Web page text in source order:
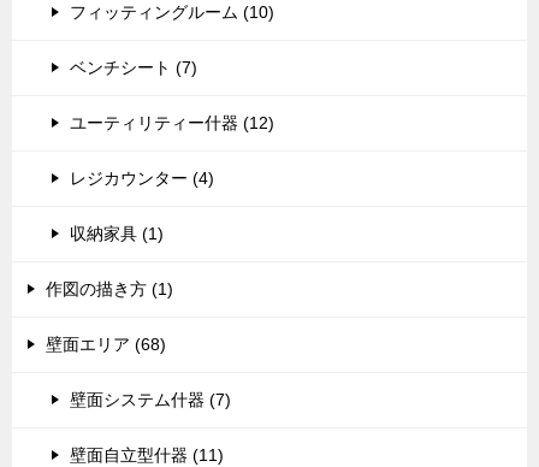
フィッティングルーム (10)
ベンチシート (7)
ユーティリティー什器 (12)
レジカウンター (4)
収納家具 (1)
作図の描き方 (1)
壁面エリア (68)
壁面システム什器 (7)
壁面自立型什器 (11)